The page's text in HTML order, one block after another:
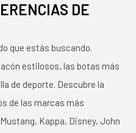
DE
que estás buscando.
estilosos, las botas más
de deporte. Descubre la
de las marcas más
Kappa, Disney, John